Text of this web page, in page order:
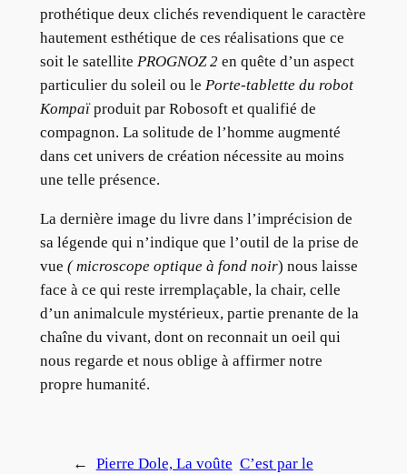
prothétique deux clichés revendiquent le caractère
hautement esthétique de ces réalisations que ce
soit le satellite PROGNOZ 2 en quête d’un aspect
particulier du soleil ou le Porte-tablette du robot
Kompaïproduit par Robosoft et qualifié de
compagnon. La solitude de l’homme augmenté
dans cet univers de création nécessite au moins
une telle présence.
La dernière image du livre dans l’imprécision de
sa légende qui n’indique que l’outil de la prise de
vue ( microscope optique à fond noir) nous laisse
face à ce qui reste irremplaçable, la chair, celle
d’un animalcule mystérieux, partie prenante de la
chaîne du vivant, dont on reconnait un oeil qui
nous regarde et nous oblige à affirmer notre
propre humanité.
←
Pierre Dole, La voûte C’est par le